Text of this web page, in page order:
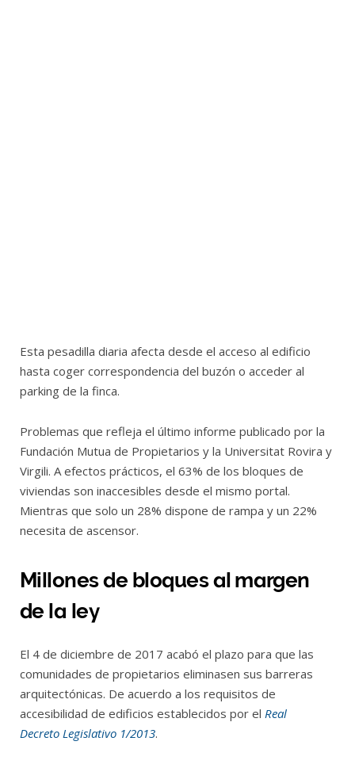
Esta pesadilla diaria afecta desde el acceso al edificio
hasta coger correspondencia del buzón o acceder al
parking de la finca.
Problemas que refleja el último informe publicado por la
Fundación Mutua de Propietarios y la Universitat Rovira y
Virgili. A efectos prácticos, el 63% de los bloques de
viviendas son inaccesibles desde el mismo portal.
Mientras que solo un 28% dispone de rampa y un 22%
necesita de ascensor.
Millones de bloques al margen
de la ley
El 4 de diciembre de 2017 acabó el plazo para que las
comunidades de propietarios eliminasen sus barreras
arquitectónicas. De acuerdo a los requisitos de
accesibilidad de edificios establecidos por el Real
Decreto Legislativo 1/2013.